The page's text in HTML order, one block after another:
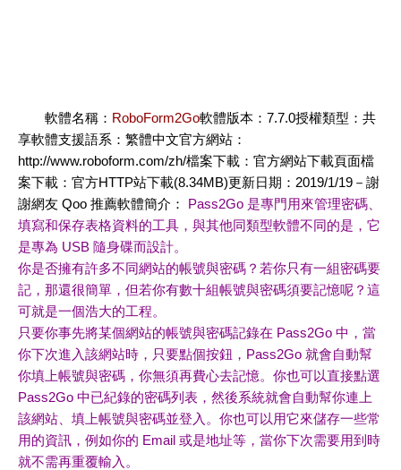
軟體名稱： RoboForm2Go軟體版本：7.7.0授權類型：共
享軟體支援語系：繁體中文官方網站：
http://www.roboform.com/zh/檔案下載： 官方網站下載頁面檔
案下載： 官方HTTP站下載(8.34MB)更新日期：2019/1/19－謝
謝網友 Qoo 推薦軟體簡介：
Pass2Go 是專門用來管理密碼、
填寫和保存表格資料的工具，與其他同類型軟體不同的是，它
是專為 USB 隨身碟而設計。
你是否擁有許多不同網站的帳號與密碼？若你只有一組密碼要
記，那還很簡單，但若你有數十組帳號與密碼須要記憶呢？這
可就是一個浩大的工程。
只要你事先將某個網站的帳號與密碼記錄在 Pass2Go 中，當
你下次進入該網站時，只要點個按鈕，Pass2Go 就會自動幫
你填上帳號與密碼，你無須再費心去記憶。你也可以直接點選
Pass2Go 中已紀錄的密碼列表，然後系統就會自動幫你連上
該網站、填上帳號與密碼並登入。你也可以用它來儲存一些常
用的資訊，例如你的 Email 或是地址等，當你下次需要用到時
就不需再重覆輸入。